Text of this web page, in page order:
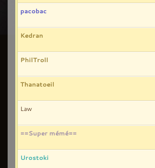
pacobac
Kedran
PhilTroll
Thanatoeil
Law
==Super mémé==
Urostoki